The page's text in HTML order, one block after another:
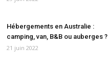
Hébergements en Australie :
camping, van, B&B ou auberges ?
21 juin 2022